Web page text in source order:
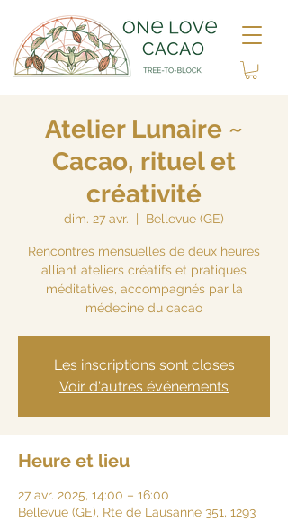
Atelier Lunaire ~
Cacao, rituel et
créativité
dim. 27 avr. Bellevue (GE)
Rencontres mensuelles de deux heures
alliant ateliers créatifs et pratiques
méditatives, accompagnés par la
médecine du cacao
Les inscriptions sont closes
Voir d'autres événements
Heure et lieu
27 avr. 2025, 14:00 – 16:00
Bellevue (GE), Rte de Lausanne 351, 1293